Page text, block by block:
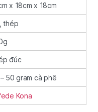
x 18cm x 18cm
thép
đúc
50 gram cà phê
Kona